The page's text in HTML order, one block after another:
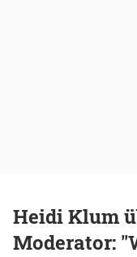
Heidi Klum
Moderator: